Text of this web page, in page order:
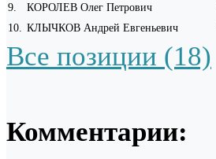
9
КОРОЛЕВ Олег Петрович
10
КЛЫЧКОВ Андрей Евгеньевич
Все позиции (18)
Комментарии: